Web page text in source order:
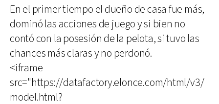
En el primer tiempo el dueño de casa fue más,
dominó las acciones de juego y si bien no
contó con la posesión de la pelota, si tuvo las
chances más claras y no perdonó.
<iframe
src="https://datafactory.elonce.com/html/v3/
model.html?